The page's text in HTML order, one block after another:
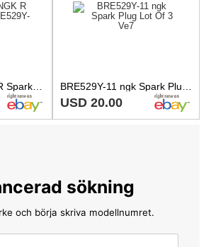
New Vintage NGK R Spark Plug BRE529Y-11
USD 20.00
sökning
och börja skriva modellnumret.